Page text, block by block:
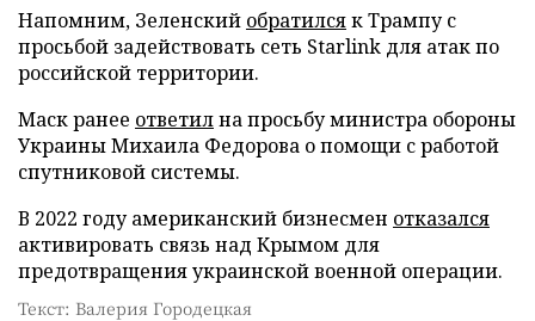
Напомним, Зеленский обратилсяк Трампу с
просьбой задействовать сеть Starlink для атак по
российской территории.
Маск ранее ответилна просьбу министра обороны
Украины Михаила Федорова о помощи с работой
спутниковой системы.
В 2022 году американский бизнесмен отказался
активировать связь над Крымом для
предотвращения украинской военной операции.
Текст: Валерия Городецкая